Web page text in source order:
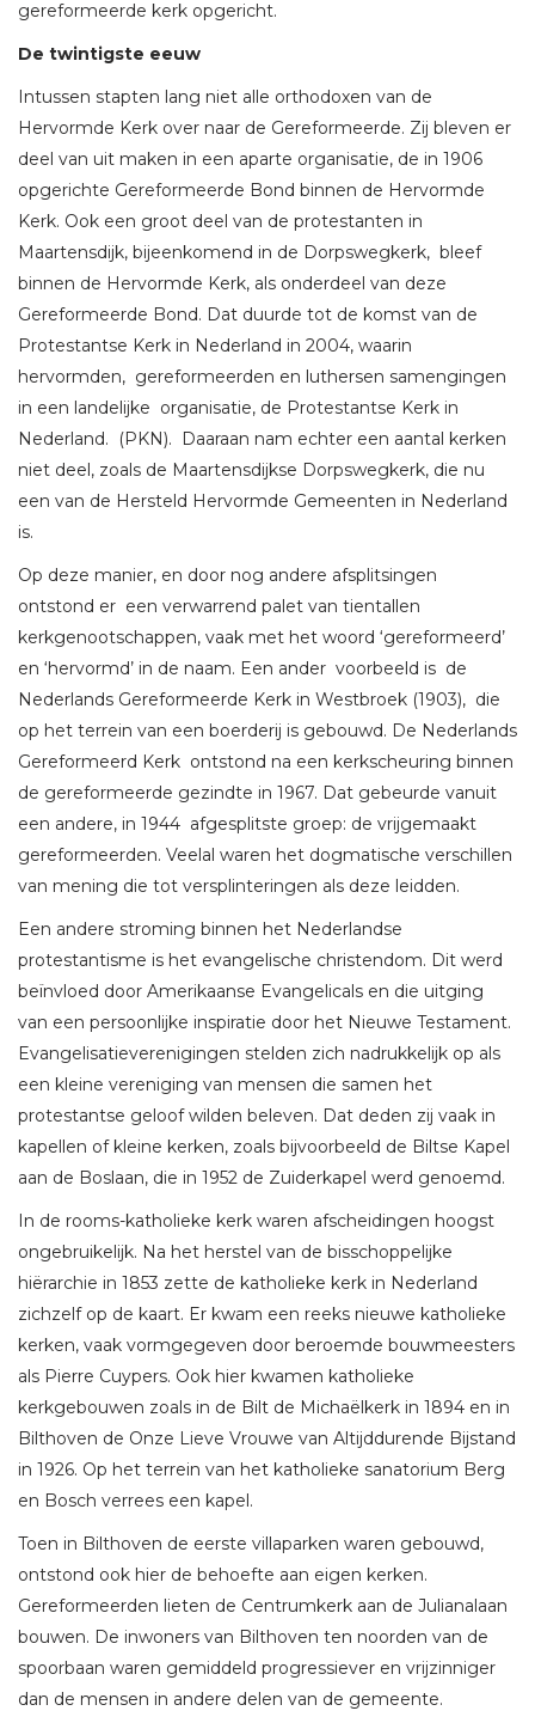
gereformeerde kerk opgericht.
De twintigste eeuw
Intussen stapten lang niet alle orthodoxen van de
Hervormde Kerk over naar de Gereformeerde. Zij bleven er
deel van uit maken in een aparte organisatie, de in 1906
opgerichte Gereformeerde Bond binnen de Hervormde
Kerk. Ook een groot deel van de protestanten in
Maartensdijk, bijeenkomend in de Dorpswegkerk, bleef
binnen de Hervormde Kerk, als onderdeel van deze
Gereformeerde Bond. Dat duurde tot de komst van de
Protestantse Kerk in Nederland in 2004, waarin
hervormden, gereformeerden en luthersen samengingen
in een landelijke organisatie, de Protestantse Kerk in
Nederland. (PKN). Daaraan nam echter een aantal kerken
niet deel, zoals de Maartensdijkse Dorpswegkerk, die nu
een van de Hersteld Hervormde Gemeenten in Nederland
is.
Op deze manier, en door nog andere afsplitsingen
ontstond er een verwarrend palet van tientallen
kerkgenootschappen, vaak met het woord ‘gereformeerd’
en ‘hervormd’ in de naam. Een ander voorbeeld is de
Nederlands Gereformeerde Kerk in Westbroek (1903), die
op het terrein van een boerderij is gebouwd. De Nederlands
Gereformeerd Kerk ontstond na een kerkscheuring binnen
de gereformeerde gezindte in 1967. Dat gebeurde vanuit
een andere, in 1944 afgesplitste groep: de vrijgemaakt
gereformeerden. Veelal waren het dogmatische verschillen
van mening die tot versplinteringen als deze leidden.
Een andere stroming binnen het Nederlandse
protestantisme is het evangelische christendom. Dit werd
beïnvloed door Amerikaanse Evangelicals en die uitging
van een persoonlijke inspiratie door het Nieuwe Testament.
Evangelisatieverenigingen stelden zich nadrukkelijk op als
een kleine vereniging van mensen die samen het
protestantse geloof wilden beleven. Dat deden zij vaak in
kapellen of kleine kerken, zoals bijvoorbeeld de Biltse Kapel
aan de Boslaan, die in 1952 de Zuiderkapel werd genoemd.
In de rooms-katholieke kerk waren afscheidingen hoogst
ongebruikelijk. Na het herstel van de bisschoppelijke
hiërarchie in 1853 zette de katholieke kerk in Nederland
zichzelf op de kaart. Er kwam een reeks nieuwe katholieke
kerken, vaak vormgegeven door beroemde bouwmeesters
als Pierre Cuypers. Ook hier kwamen katholieke
kerkgebouwen zoals in de Bilt de Michaëlkerk in 1894 en in
Bilthoven de Onze Lieve Vrouwe van Altijddurende Bijstand
in 1926. Op het terrein van het katholieke sanatorium Berg
en Bosch verrees een kapel.
Toen in Bilthoven de eerste villaparken waren gebouwd,
ontstond ook hier de behoefte aan eigen kerken.
Gereformeerden lieten de Centrumkerk aan de Julianalaan
bouwen. De inwoners van Bilthoven ten noorden van de
spoorbaan waren gemiddeld progressiever en vrijzinniger
dan de mensen in andere delen van de gemeente.